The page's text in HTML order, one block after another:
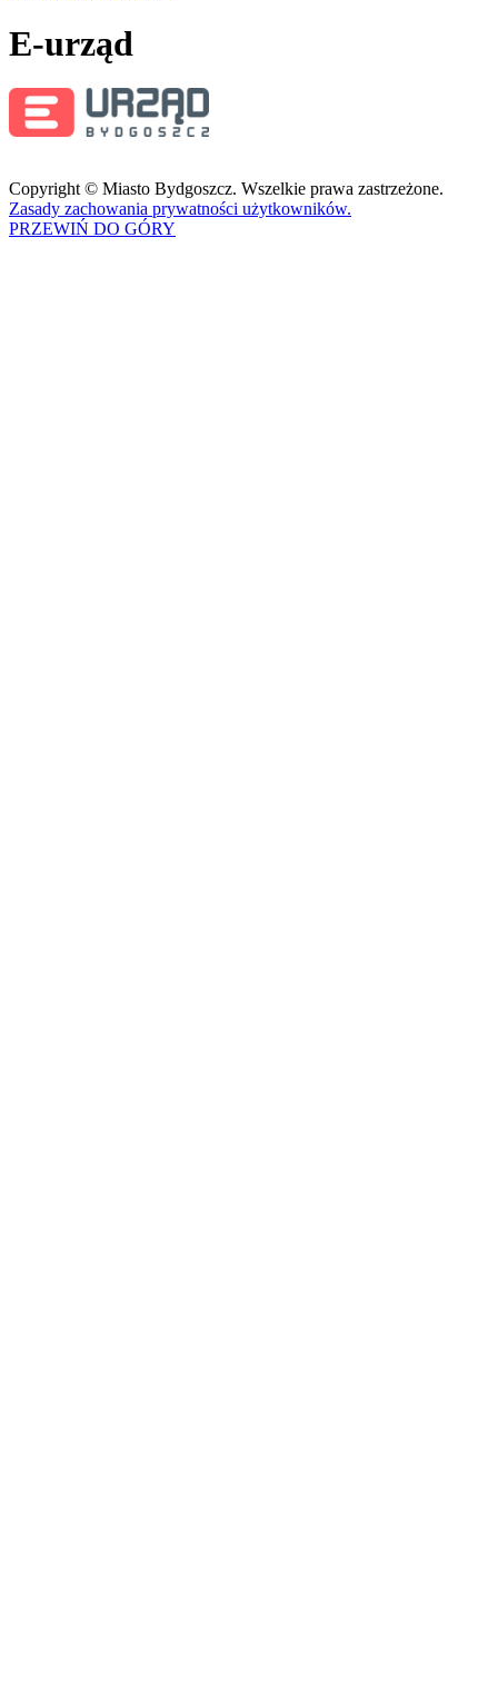
E-urząd
Copyright © Miasto Bydgoszcz. Wszelkie prawa zastrzeżone.
Zasady zachowania prywatności użytkowników.
PRZEWIŃ DO GÓRY